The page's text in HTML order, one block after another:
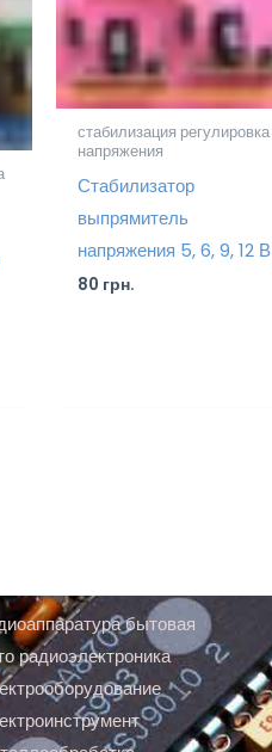
стабилизация регулировка
напряжения
Стабилизатор
выпрямитель
напряжения 5, 6, 9, 12 В
80 грн.
бытовая
радиоэлектроника